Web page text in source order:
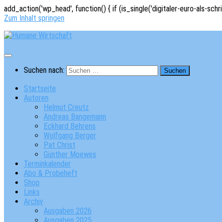
add_action('wp_head', function() { if (is_single('digitaler-euro-als-
Zum Inhalt springen
Suchen nach:
Startseite
Autoren
Helmut Creutz
Andreas Bangemann
Eckhard Behrens
Wolfgang Berger
Pat Christ
Günther Moewes
Terminkalender
Abo & Probeheft
Shop
Links
Archiv
Ausgaben 2026